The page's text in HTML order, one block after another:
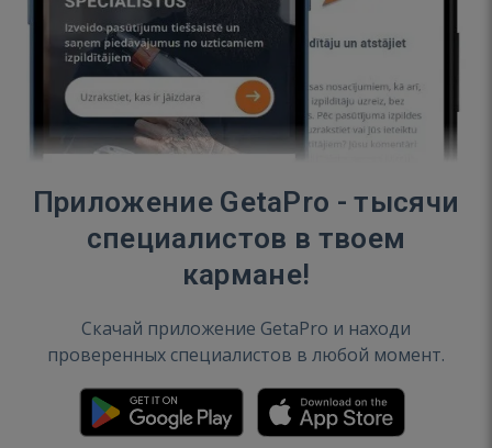
Приложение GetaPro - тысячи
специалистов в твоем
кармане!
Скачай приложение GetaPro и находи
проверенных специалистов в любой момент.